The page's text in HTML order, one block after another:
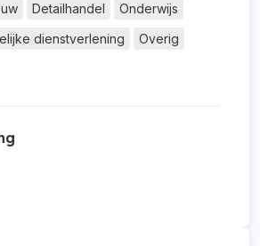
Detailhandel
Onderwijs
dienstverlening
Overig